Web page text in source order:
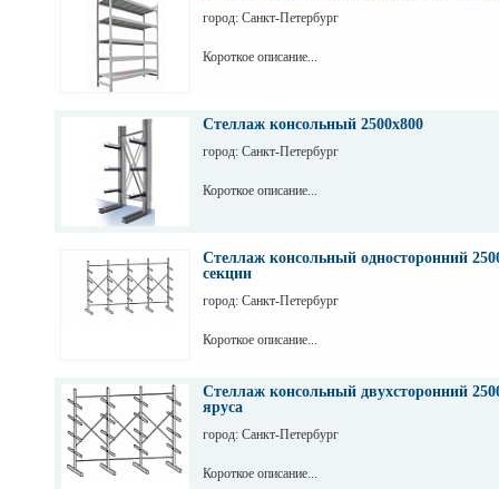
город: Санкт-Петербург
Короткое описание...
Стеллаж консольный 2500х800
город: Санкт-Петербург
Короткое описание...
Стеллаж консольный односторонний
секции
город: Санкт-Петербург
Короткое описание...
Стеллаж консольный двухсторонний
яруса
город: Санкт-Петербург
Короткое описание...